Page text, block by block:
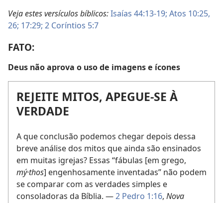
Veja estes versículos bíblicos:Isaías 44:13-19; Atos 10:25,
26; 17:29; 2 Coríntios 5:7
FATO:
Deus não aprova o uso de imagens e ícones
REJEITE MITOS, APEGUE-SE À
VERDADE
A que conclusão podemos chegar depois dessa
breve análise dos mitos que ainda são ensinados
em muitas igrejas? Essas “fábulas [em grego,
mý·thos] engenhosamente inventadas” não podem
se comparar com as verdades simples e
consoladoras da Bíblia. —2 Pedro 1:16, Nova